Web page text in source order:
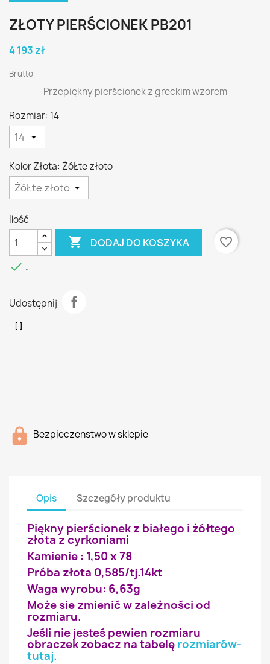
ZŁOTY PIERŚCIONEK PB201
4 193 zł
Brutto
Przepiękny pierścionek z greckim wzorem
Rozmiar: 14
Kolor Złota: ŻóŁte złoto
Ilość
 DODAJ DO KOSZYKA
favorite_border
 .
Udostępnij
Bezpieczenstwo w sklepie
Opis Szczegóły produktu
Piękny pierścionek z białego i żółtego
złota z cyrkoniami
Kamienie : 1,50 x 78
Próba złota 0,585/tj.14kt
Waga wyrobu: 6,63g
Może sie zmienić w zależności od
rozmiaru.
Jeśli nie jesteś pewien rozmiaru
obraczek zobacz na tabelę rozmiarów-
tutaj.